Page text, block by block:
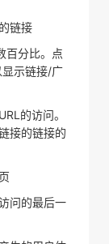
链接
百分比。点
示链接/广
的访问。
接的链接的
问的最后一